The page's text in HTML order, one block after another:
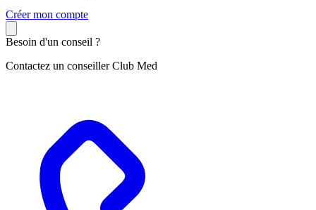
Créer mon compte
Besoin d'un conseil ?
Contactez un conseiller Club Med